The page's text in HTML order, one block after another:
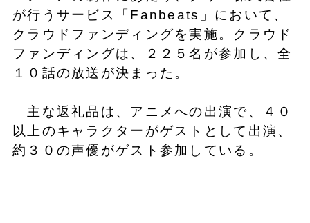
が行うサービス「Fanbeats」において、
クラウドファンディングを実施。クラウド
ファンディングは、２２５名が参加し、全
１０話の放送が決まった。
主な返礼品は、アニメへの出演で、４０
以上のキャラクターがゲストとして出演、
約３０の声優がゲスト参加している。